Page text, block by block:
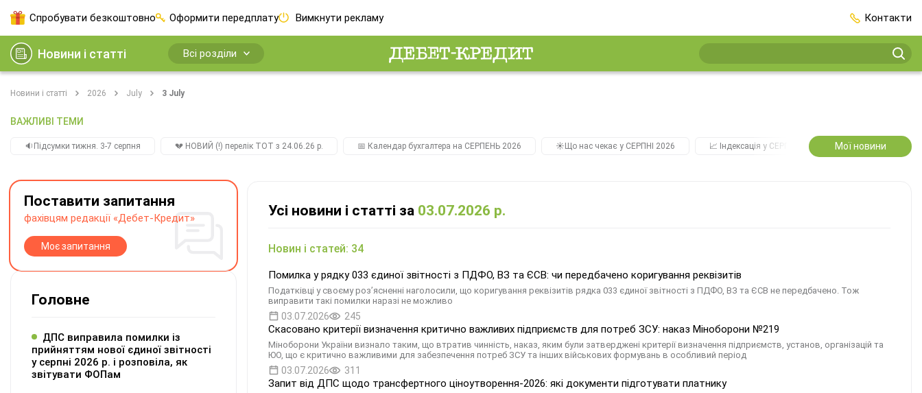
Спробувати безкоштовно Оформити передплату Вимкнути рекламу Контакти
Новини і статті Всі розділи
Новини і статті 2026 July 3 July
ВАЖЛИВІ ТЕМИ
🔉Підсумки тижня. 3-7 серпня 💔 НОВИЙ (!) перелік ТОТ з 24.06.26 р. 📅 Календар бухгалтера на СЕРПЕНЬ 2026 ☀️Що нас чекає у СЕРПНІ 2026 📈 Індексація у СЕРПНІ 2️⃣0️⃣2️⃣7️⃣ Усі ключові
Мої новини
Усі новини і статті за 03.07.2026 р.
Новин і статей: 34
Помилка у рядку 033 єдиної звітності з ПДФО, ВЗ та ЄСВ: чи передбачено коригування реквізитів
Податківці у своєму розʼясненні наголосили, що коригування реквізитів рядка 033 єдиної звітності з ПДФО, ВЗ та ЄСВ не передбачено. Тож
виправити такі помилки наразі не можливо
03.07.2026 245
Скасовано критерії визначення критично важливих підприємств для потреб ЗСУ: наказ Міноборони №219
Міноборони України визнало таким, що втратив чинність, наказ, яким були затверджені критерії визначення підприємств, установ, організацій та
ЮО, що є критично важливими для забезпечення потреб ЗСУ та інших військових формувань в особливий період
03.07.2026 311
Запит від ДПС щодо трансфертного ціноутворення-2026: які документи підготувати платнику
Поставити запитання
фахівцям редакції «Дебет-Кредит»
Моє запитання
Головне
ДПС виправила помилки із
прийняттям нової єдиної звітності
у серпні 2026 р. і розповіла, як
звітувати ФОПам